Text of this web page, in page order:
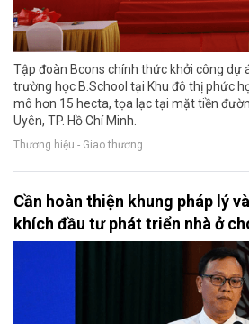
Tập đoàn Bcons chính thức khởi công dự
trường học B.School tại Khu đô thị phức
mô hơn 15 hecta, tọa lạc tại mặt tiền
Uyên, TP. Hồ Chí Minh.
Thương hiệu - Giao thương
Cần hoàn thiện khung pháp lý
khích đầu tư phát triển nhà ở